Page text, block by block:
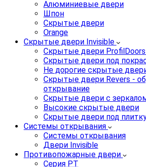
Алюминиевые двери
Шпон
Скрытые двери
Orange
Скрытые двери Invisible
Скрытые двери ProfilDoors
Скрытые двери под
Не дорогие скрытые
Скрытые двери Revers -
открывание
Скрытые двери с
Высокие скрытые двери
Скрытые двери под
Системы открывания
Системы открывания
Двери Invisible
Противопожарные двери
Серия PT